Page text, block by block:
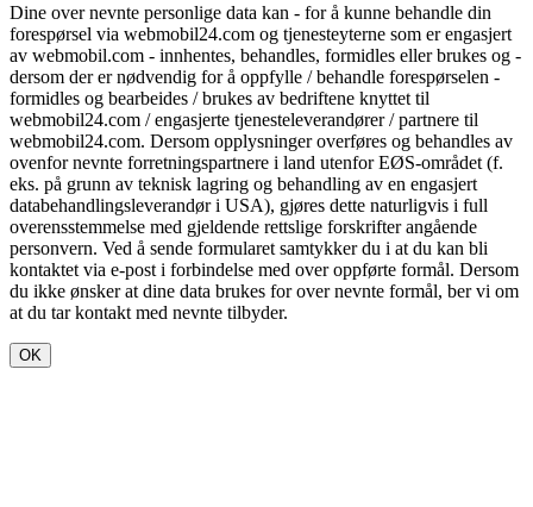
Dine over nevnte personlige data kan - for å kunne behandle din
forespørsel via webmobil24.com og tjenesteyterne som er engasjert
av webmobil.com - innhentes, behandles, formidles eller brukes og -
dersom der er nødvendig for å oppfylle / behandle forespørselen -
formidles og bearbeides / brukes av bedriftene knyttet til
webmobil24.com / engasjerte tjenesteleverandører / partnere til
webmobil24.com. Dersom opplysninger overføres og behandles av
ovenfor nevnte forretningspartnere i land utenfor EØS-området (f.
eks. på grunn av teknisk lagring og behandling av en engasjert
databehandlingsleverandør i USA), gjøres dette naturligvis i full
overensstemmelse med gjeldende rettslige forskrifter angående
personvern. Ved å sende formularet samtykker du i at du kan bli
kontaktet via e-post i forbindelse med over oppførte formål. Dersom
du ikke ønsker at dine data brukes for over nevnte formål, ber vi om
at du tar kontakt med nevnte tilbyder.
OK